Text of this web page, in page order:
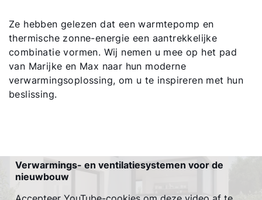
Ze hebben gelezen dat een warmtepomp en
thermische zonne-energie een aantrekkelijke
combinatie vormen. Wij nemen u mee op het pad
van Marijke en Max naar hun moderne
verwarmingsoplossing, om u te inspireren met hun
beslissing.
Verwarmings- en ventilatiesystemen voor de
nieuwbouw